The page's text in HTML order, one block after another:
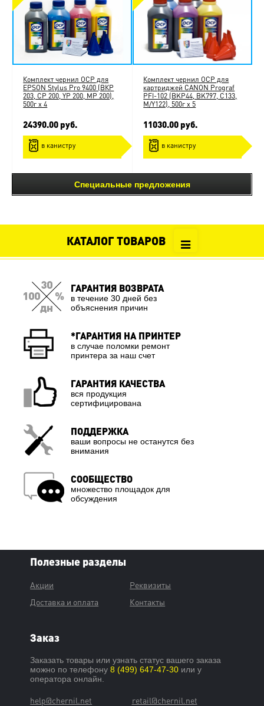
Комплект чернил ОСР для
EPSON Stylus Pro 9400 (ВКP
203, СP 200, YP 200, MP 200),
500г x 4
24390.00 руб.
в канистру
Комплект чернил ОСР для
картриджей CANON Prograf
PFI-102 (BKP44, BK797, C133,
M/Y122), 500г x 5
11030.00 руб.
в канистру
Специальные предложения
КАТАЛОГ ТОВАРОВ
ГАРАНТИЯ ВОЗВРАТА
в течение 30 дней без
объяснения причин
*ГАРАНТИЯ НА ПРИНТЕР
в случае поломки ремонт
принтера за наш счет
ГАРАНТИЯ КАЧЕСТВА
вся продукция
сертифицирована
ПОДДЕРЖКА
ваши вопросы не останутся без
внимания
СООБЩЕСТВО
множество площадок для
обсуждения
Полезные разделы
Акции
Доставка и оплата
Реквизиты
Контакты
Заказ
Заказать товары или узнать статус вашего заказа
можно по телефону8 (499) 647-47-30 или у
оператора онлайн.
help@chernil.net retail@chernil.net